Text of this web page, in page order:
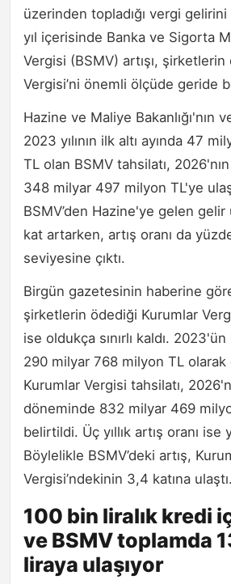
üzerinden topladığı vergi
yıl içerisinde Banka ve Sigorta
Vergisi (BSMV) artışı,
Vergisi’ni önemli ölçüde geride
Hazine ve Maliye Bakanlığı'nın
2023 yılının ilk altı ayında 47
TL olan BSMV tahsilatı,
348 milyar 497 milyon TL'ye
BSMV’den Hazine'ye gelen gelir
kat artarken, artış oranı da
seviyesine çıktı.
Birgün gazetesinin haberine
şirketlerin ödediği Kurumlar
ise oldukça sınırlı kaldı. 2023'ün
290 milyar 768 milyon TL
Kurumlar Vergisi tahsilatı,
döneminde 832 milyar 469
belirtildi. Üç yıllık artış oranı
Böylelikle BSMV’deki artış,
Vergisi’ndekinin 3,4 katına ulaştı.
100 bin liralık kredi
ve BSMV toplamda
liraya ulaşıyor